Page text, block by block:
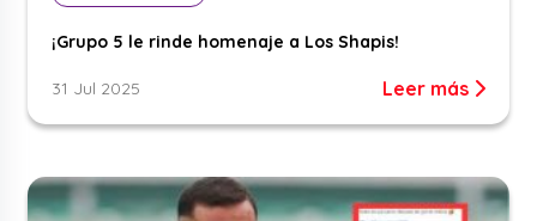
¡Grupo 5 le rinde homenaje a Los Shapis!
31 Jul 2025 Leer más